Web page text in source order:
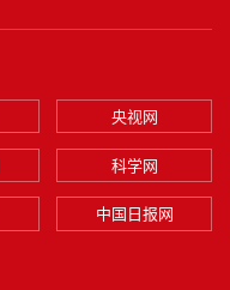
央视网
科学网
中国日报网